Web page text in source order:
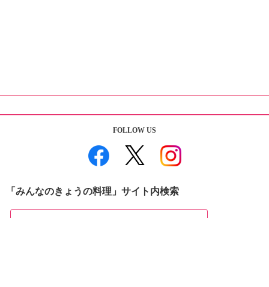
FOLLOW US
「みんなのきょうの料理」サイト内検索